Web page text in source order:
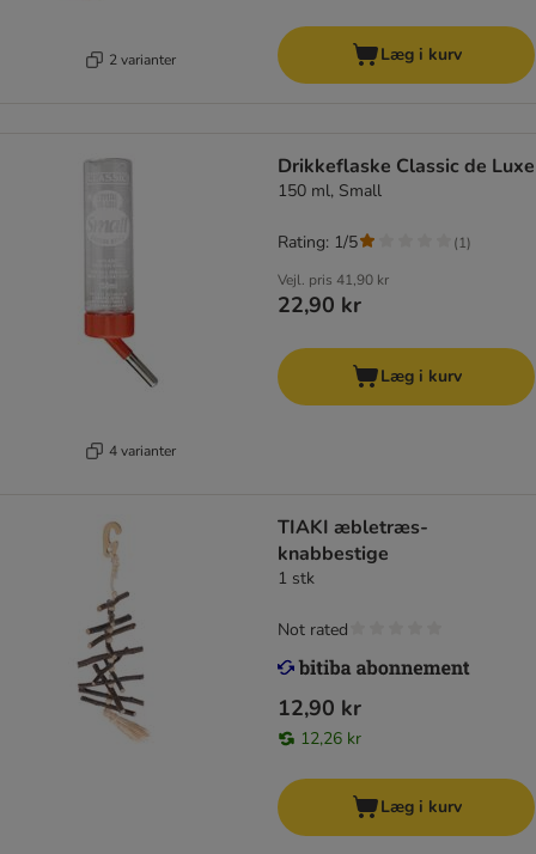
2 varianter Læg i kurv
4 varianter
Drikkeflaske Classic de Luxe
150 ml, Small
Vejl. pris 41,90 kr
22,90 kr
Rating: 1/5 (1)
Læg i kurv
TIAKI æbletræs-
knabbestige
1 stk
12,90 kr
12,26 kr
Not rated
Læg i kurv